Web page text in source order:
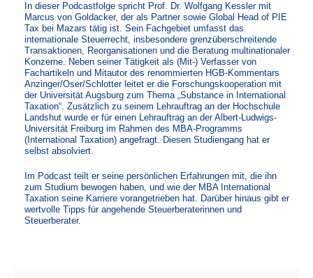
In dieser Podcastfolge spricht Prof. Dr. Wolfgang Kessler mit
Marcus von Goldacker, der als Partner sowie Global Head of PIE
Tax bei Mazars tätig ist. Sein Fachgebiet umfasst das
internationale Steuerrecht, insbesondere grenzüberschreitende
Transaktionen, Reorganisationen und die Beratung multinationaler
Konzerne. Neben seiner Tätigkeit als (Mit-) Verfasser von
Fachartikeln und Mitautor des renommierten HGB-Kommentars
Anzinger/Oser/Schlotter leitet er die Forschungskooperation mit
der Universität Augsburg zum Thema „Substance in International
Taxation“. Zusätzlich zu seinem Lehrauftrag an der Hochschule
Landshut wurde er für einen Lehrauftrag an der Albert-Ludwigs-
Universität Freiburg im Rahmen des MBA-Programms
(International Taxation) angefragt. Diesen Studiengang hat er
selbst absolviert.
Im Podcast teilt er seine persönlichen Erfahrungen mit, die ihn
zum Studium bewogen haben, und wie der MBA International
Taxation seine Karriere vorangetrieben hat. Darüber hinaus gibt er
wertvolle Tipps für angehende Steuerberaterinnen und
Steuerberater.